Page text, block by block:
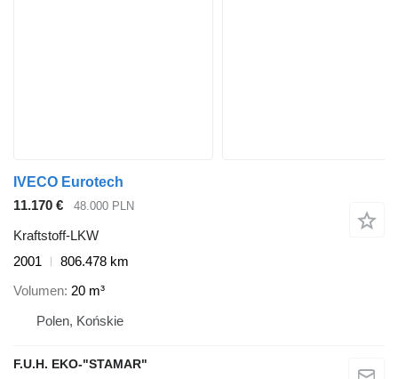
IVECO Eurotech
11.170 €
48.000 PLN
Kraftstoff-LKW
2001
806.478 km
Volumen 20 m³
Polen, Końskie
F.U.H. EKO-"STAMAR"